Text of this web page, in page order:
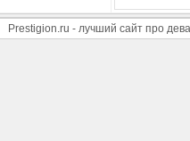
Prestigion.ru - лучший сайт про